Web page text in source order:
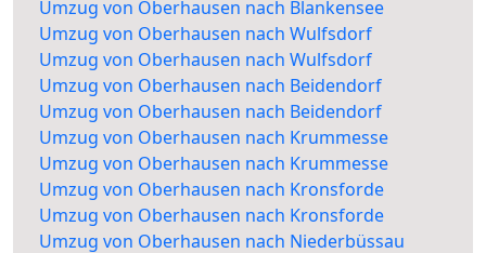
Umzug von Oberhausen nach Blankensee
Umzug von Oberhausen nach Wulfsdorf
Umzug von Oberhausen nach Wulfsdorf
Umzug von Oberhausen nach Beidendorf
Umzug von Oberhausen nach Beidendorf
Umzug von Oberhausen nach Krummesse
Umzug von Oberhausen nach Krummesse
Umzug von Oberhausen nach Kronsforde
Umzug von Oberhausen nach Kronsforde
Umzug von Oberhausen nach Niederbüssau